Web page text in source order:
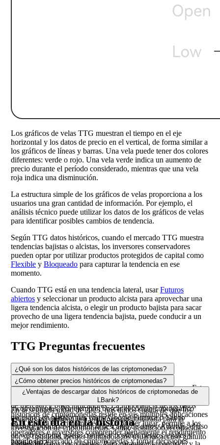
Los gráficos de velas TTG muestran el tiempo en el eje
horizontal y los datos de precio en el vertical, de forma similar a
los gráficos de líneas y barras. Una vela puede tener dos colores
diferentes: verde o rojo. Una vela verde indica un aumento de
precio durante el período considerado, mientras que una vela
roja indica una disminución.
La estructura simple de los gráficos de velas proporciona a los
usuarios una gran cantidad de información. Por ejemplo, el
análisis técnico puede utilizar los datos de los gráficos de velas
para identificar posibles cambios de tendencia.
Según TTG datos históricos, cuando el mercado TTG muestra
tendencias bajistas o alcistas, los inversores conservadores
pueden optar por utilizar productos protegidos de capital como
Flexible y Bloqueado para capturar la tendencia en ese
momento.
Cuando TTG está en una tendencia lateral, usarFuturos
abiertos y seleccionar un producto alcista para aprovechar una
ligera tendencia alcista, o elegir un producto bajista para sacar
provecho de una ligera tendencia bajista, puede conducir a un
mejor rendimiento.
TTG Preguntas frecuentes
¿Qué son los datos históricos de las criptomonedas?
Los datos históricos se refieren a información pasada
relacionada con criptomonedas como Bitcoin y Ethereum. Estos
datos incluyen precio, volumen de operaciones, capitalización
de mercado y otros indicadores. La importancia de los datos
históricos de criptomonedas reside en sus múltiples aplicaciones
en el trading de criptomonedas. En primer lugar, permite a los
operadores e inversores comprender plenamente el rendimiento
pasado del mercado de criptomonedas y tomar decisiones
¿Cómo obtener precios históricos de criptomonedas?
Existen varias maneras de obtener precios históricos de
criptomonedas, pero algunas opciones presentan
inconvenientes. Por ejemplo, buscar el código criptográfico
necesario en plataformas como Google Finance o Yahoo
Finance podría no permitir la descarga de datos. Además, el uso
de web scraping puede conllevar posibles riesgos legales y
¿Ventajas de descargar datos históricos de criptomonedas de
LBank?
En la segunda mitad de 2023, nos dimos cuenta de que los
usuarios necesitaban una plataforma centralizada para la
investigación de criptomonedas. Como institución reconocida
por su fiabilidad, hemos brindado a los usuarios acceso gratuito
En este día en la historia
2026-08-07